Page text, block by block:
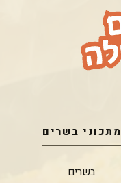
מתכוני בשרים
בשרים